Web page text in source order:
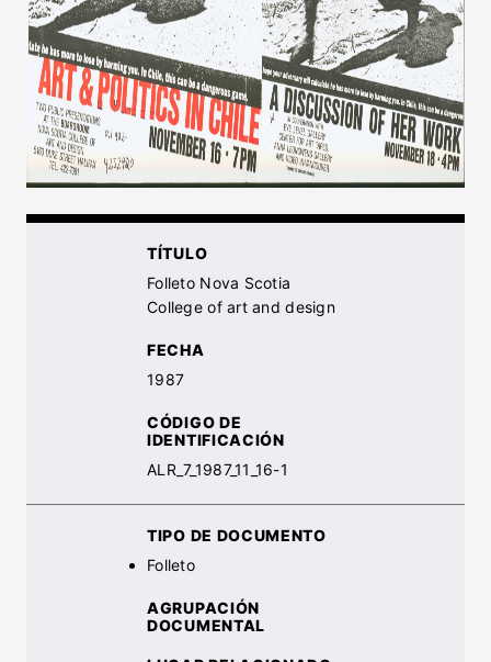
TÍTULO
Folleto Nova Scotia
College of art and design
FECHA
1987
CÓDIGO DE
IDENTIFICACIÓN
ALR_7_1987_11_16-1
TIPO DE DOCUMENTO
Folleto
AGRUPACIÓN
DOCUMENTAL